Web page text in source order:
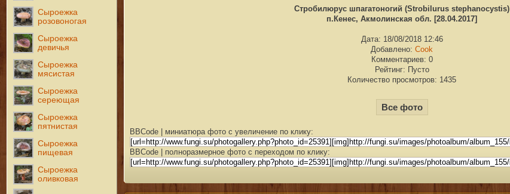
Сыроежка
розовоногая
Сыроежка
девичья
Сыроежка
мясистая
Сыроежка
сереющая
Сыроежка
пятнистая
Сыроежка
пищевая
Сыроежка
оливковая
Стробилюрус шпагатоногий (Strobilurus stephanocystis)
п.Кенес, Акмолинская обл. [28.04.2017]
Дата: 18/08/2018 12:46
Добавлено: Cook
Комментариев: 0
Рейтинг: Пусто
Количество просмотров: 1435
Все фото
BBCode | миниатюра фото с увеличение по клику:
BBCode | полноразмерное фото с переходом по клику: